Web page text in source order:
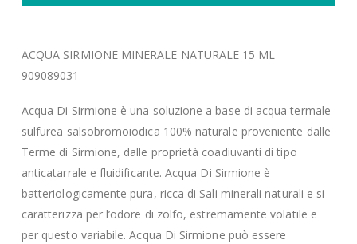
ACQUA SIRMIONE MINERALE NATURALE 15 ML
909089031
Acqua Di Sirmione è una soluzione a base di acqua termale
sulfurea salsobromoiodica 100% naturale proveniente dalle
Terme di Sirmione, dalle proprietà coadiuvanti di tipo
anticatarrale e fluidificante. Acqua Di Sirmione è
batteriologicamente pura, ricca di Sali minerali naturali e si
caratterizza per l’odore di zolfo, estremamente volatile e
per questo variabile. Acqua Di Sirmione può essere